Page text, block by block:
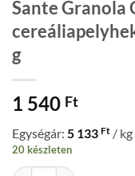
Sante Granola
g
1 540 Ft
Egységár: 5 133 Ft / kg
20 készleten